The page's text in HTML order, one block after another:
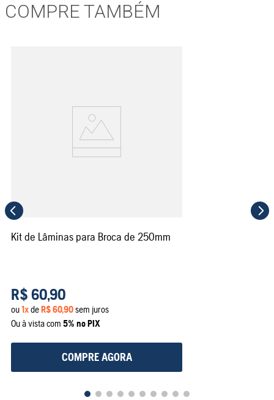
COMPRE TAMBÉM
Kit de Lâminas para Broca de 250mm
R$ 60,90
ou1xdeR$60,90sem juros
Ou à vista com 5% no PIX
COMPRE AGORA